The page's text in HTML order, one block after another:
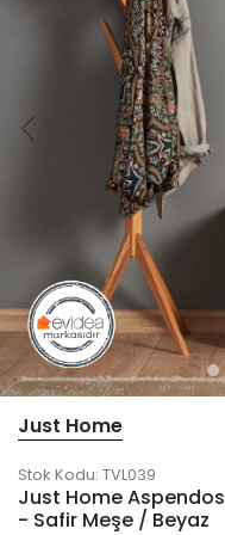
Just Home
Stok Kodu: TVL039
Just Home
- Safir Meşe / Beyaz